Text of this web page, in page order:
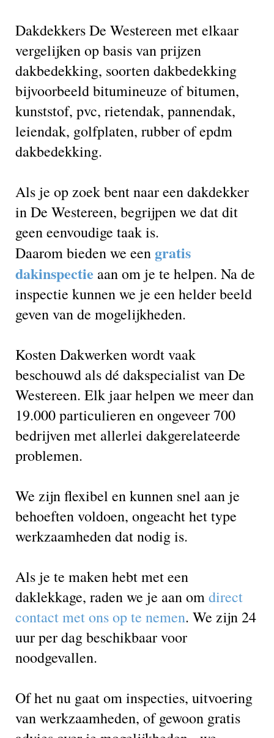
Dakdekkers De Westereen met elkaar
vergelijken op basis van prijzen
dakbedekking, soorten dakbedekking
bijvoorbeeld bitumineuze of bitumen,
kunststof, pvc, rietendak, pannendak,
leiendak, golfplaten, rubber of epdm
dakbedekking.
Als je op zoek bent naar een dakdekker
in De Westereen, begrijpen we dat dit
geen eenvoudige taak is.
Daarom bieden we een gratis
dakinspectie aan om je te helpen. Na de
inspectie kunnen we je een helder beeld
geven van de mogelijkheden.
Kosten Dakwerken wordt vaak
beschouwd als dé dakspecialist van De
Westereen. Elk jaar helpen we meer dan
19.000 particulieren en ongeveer 700
bedrijven met allerlei dakgerelateerde
problemen.
We zijn flexibel en kunnen snel aan je
behoeften voldoen, ongeacht het type
werkzaamheden dat nodig is.
Als je te maken hebt met een
daklekkage, raden we je aan omdirect
contact met ons op te nemen. We zijn 24
uur per dag beschikbaar voor
noodgevallen.
Of het nu gaat om inspecties, uitvoering
van werkzaamheden, of gewoon gratis